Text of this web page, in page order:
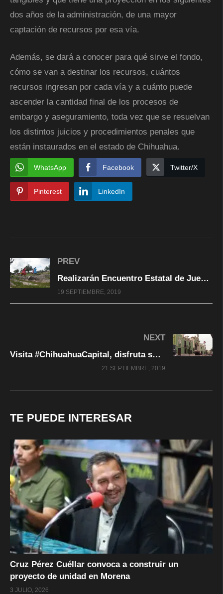
dos años de la administración, de una mayor
captación de recursos por esa vía.
Además, se dará a conocer para qué sirve el fondo,
cómo se van a destinar los recursos, cuántos
recursos ingresan por cada vía y a cuánto puede
ascender la cantidad final de los procesos de
embargo y aseguramiento, toda vez que se resuelvan
los distintos juicios y procedimientos penales que
están instaurados en el estado de Chihuahua.
WhatsApp Facebook Twitter/X
Pinterest LinkedIn
PREV
Realizarán Encuentro Estatal de Juegos Autóctonos, Occidentales y Culturales de Educación Indígena
19 SEPTIEMBRE, 2019
NEXT
Visita #ChihuahuaCapital, disfruta su corredor de #Teatros
21 SEPTIEMBRE, 2019
TE PUEDE INTERESAR
Cruz Pérez Cuéllar convoca a construir un
proyecto de unidad en Morena
3 JULIO, 2026